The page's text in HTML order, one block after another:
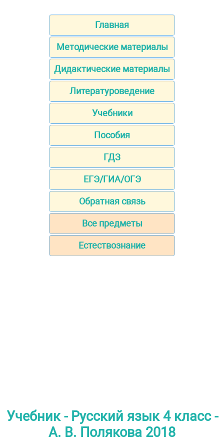
Главная
Методические материалы
Дидактические материалы
Литературоведение
Учебники
Пособия
ГДЗ
ЕГЭ/ГИА/ОГЭ
Обратная связь
Все предметы
Естествознание
Учебник - Русский язык 4 класс -
А. В. Полякова 2018